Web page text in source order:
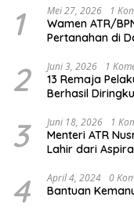
1 Mei 27, 2026 1
Wamen ATR/
Pertanahan di
2 Juni 3, 2026 1
13 Remaja
Berhasil
3 Juni 18, 2026 1
Menteri ATR
Lahir dari
4 April 4, 2024 0
Bantuan